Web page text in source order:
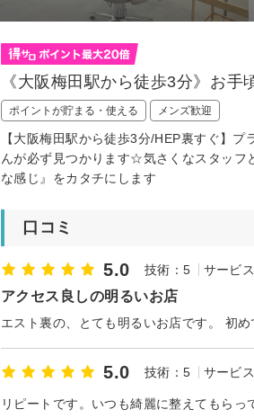
《大阪梅田駅から徒歩3分》お
ポイントが貯まる・使える メンズ歓迎
【大阪梅田駅から徒歩3分/HEP裏すぐ】
んが必ず見つかります☆気さくなスタッフ
な感じ』をカタチにします
口コミ
5.0 技術：5 サービ
アクセス良しの明るいお店
5.0 技術：5 サービ
リピートです。いつも綺麗に整えてもらっ